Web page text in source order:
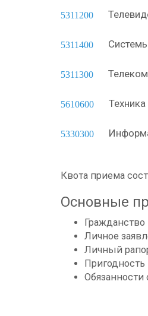
5311200
5311400
5311300
5610600
5330300
Квота приема
Основные
Гражданство
Личное
Личный
Обязанности